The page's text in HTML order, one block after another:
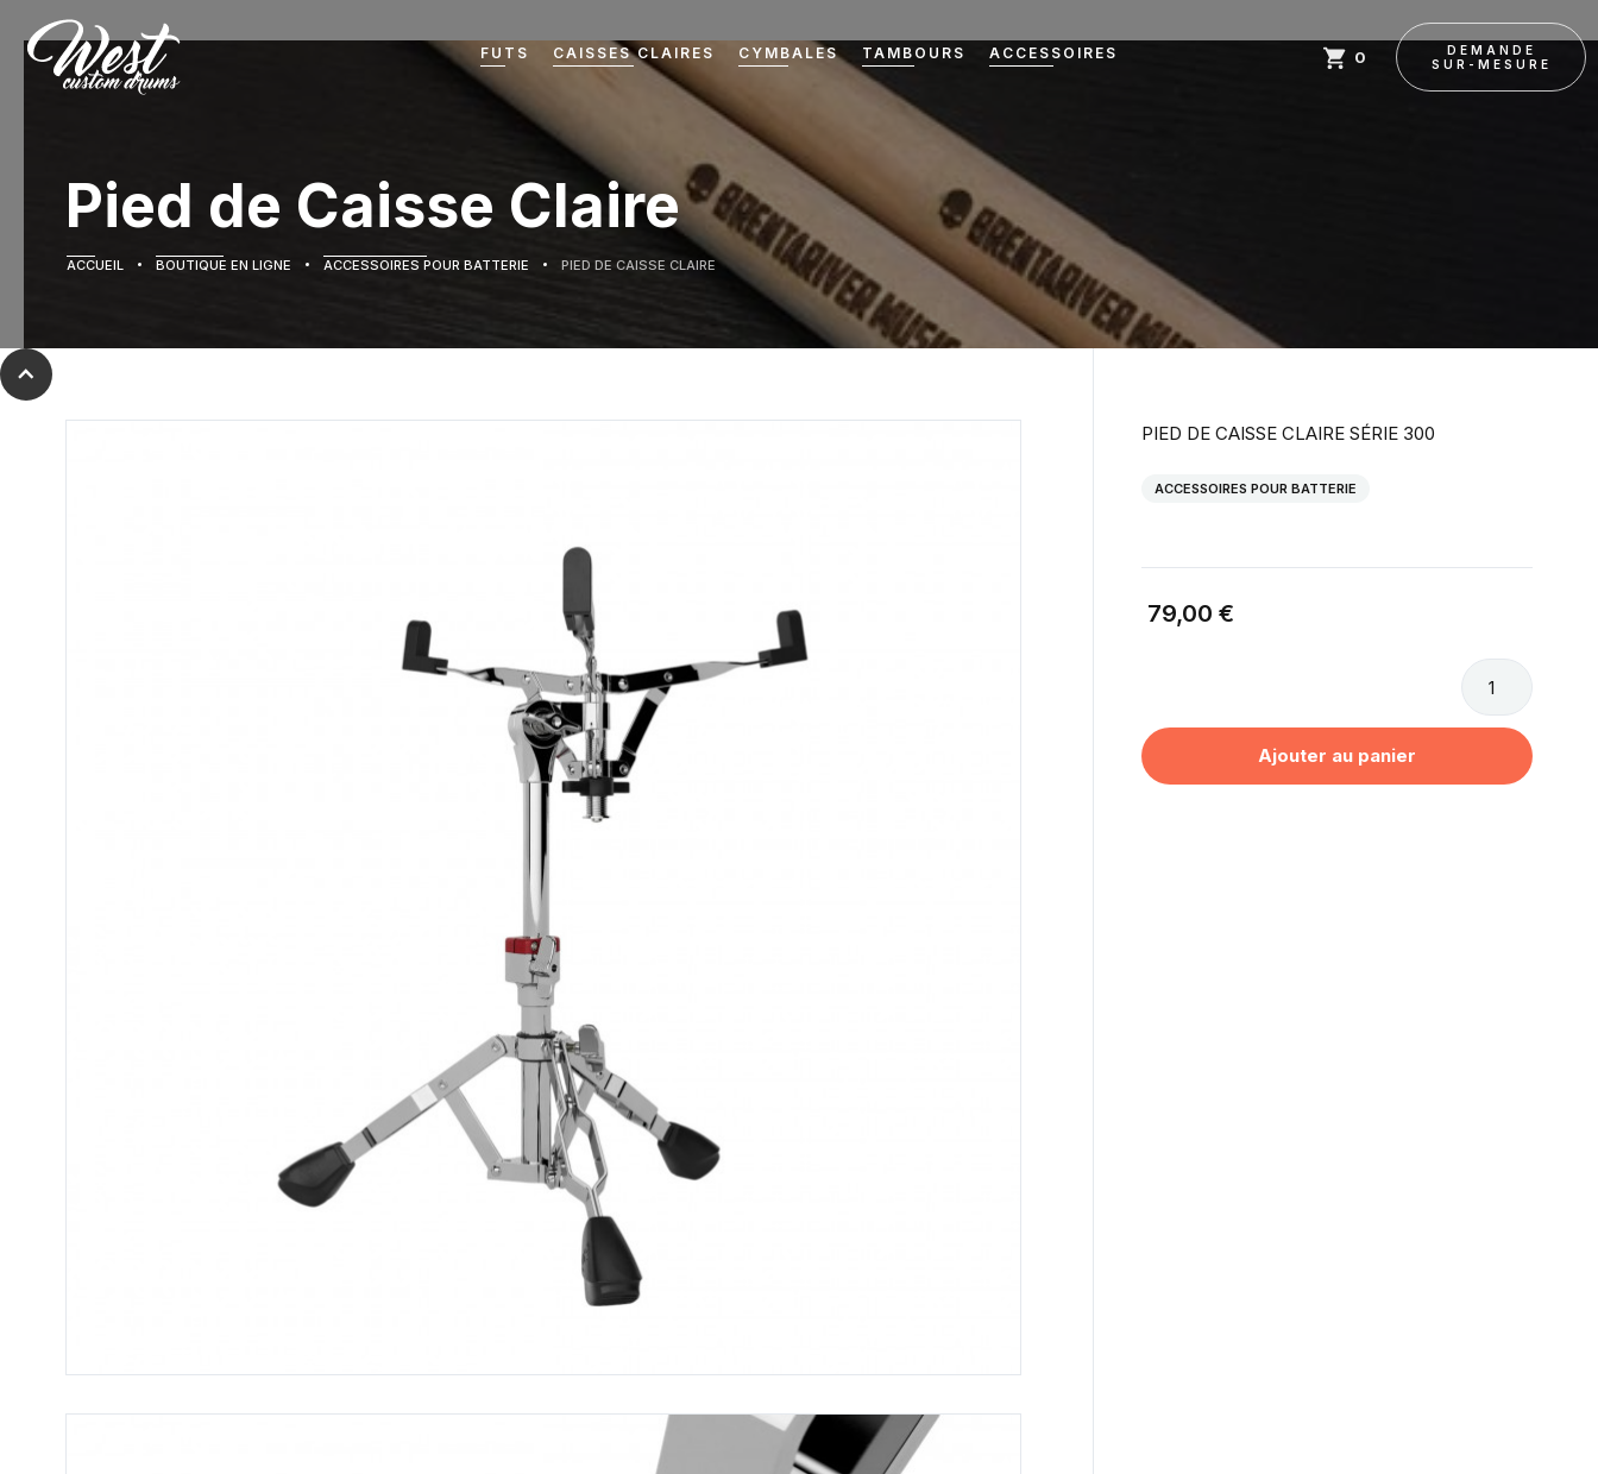
FUTS CAISSES CLAIRES CYMBALES TAMBOURS ACCESSOIRES 0
DEMANDE
SUR-MESURE
Pied de Caisse Claire
ACCUEIL BOUTIQUE EN LIGNE ACCESSOIRES POUR BATTERIE PIED DE CAISSE CLAIRE
PIED DE CAISSE CLAIRE SÉRIE 300
ACCESSOIRES POUR BATTERIE
79,00 €